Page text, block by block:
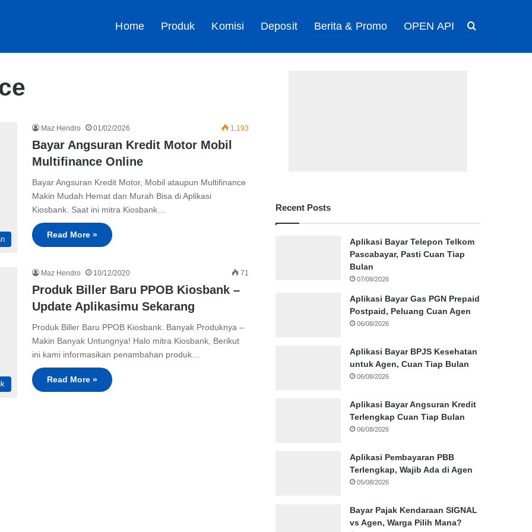
Home Produk Komisi Deposit Berita & Promo OPEN API
Maz Hendro 01/02/2026 1,193
Bayar Angsuran Kredit Motor Mobil
Multifinance Online
Bayar Angsuran Kredit Motor, Mobil ataupun Multifinance
Makin Mudah Hemat dan Murah Bisa di Aplikasi
Kiosbank. Saat ini mitra Kiosbank…
Read More »
Maz Hendro 10/12/2020 71
Produk Biller Baru PPOB Kiosbank –
Update Aplikasimu Sekarang
Produk Biller Baru PPOB Kiosbank. Banyak Produknya –
Makin Banyak Untungnya! Halo mitra Kiosbank, Berikut
ini kami informasikan penambahan produk…
Read More »
Recent Posts
Aplikasi Bayar Telepon Telkom
Pascabayar, Pasti Cuan Tiap
Bulan
07/08/2026
Aplikasi Bayar Gas PGN Prepaid
Postpaid, Peluang Cuan Agen
06/08/2026
Aplikasi Bayar BPJS Kesehatan
untuk Agen, Cuan Tiap Bulan
06/08/2026
Aplikasi Bayar Angsuran Kredit
Terlengkap Cuan Tiap Bulan
06/08/2026
Aplikasi Pembayaran PBB
Terlengkap, Wajib Ada di Agen
05/08/2026
Bayar Pajak Kendaraan SIGNAL
vs Agen, Warga Pilih Mana?